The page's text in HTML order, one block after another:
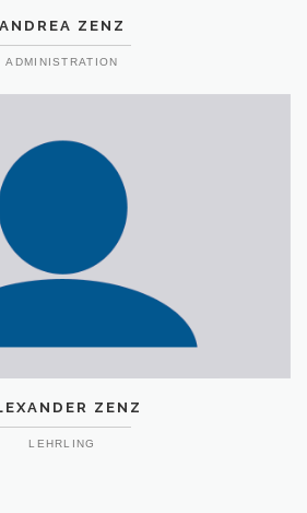
ANDREA ZENZ
ADMINISTRATION
ZENZ
LEHRLING